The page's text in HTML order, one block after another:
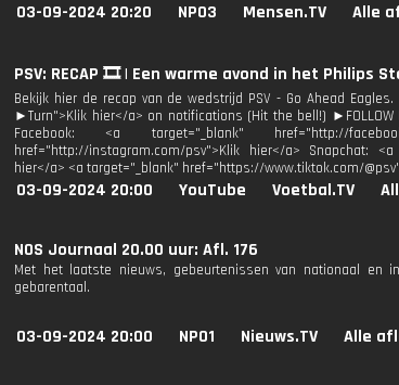
03-09-2024 20:20 NPO3 Mensen.TV Alle
PSV: RECAP 🎞️ | Een warme avond in het Philips
Bekijk hier de recap van de wedstrijd PSV - Go Ahead
►Turn">Klik hier</a> on notifications (Hit the bell!)
Facebook: <a target="_blank" href="http://
href="http://instagram.com/psv">Klik hier</a> Snapchat:
hier</a> <a target="_blank" href="https://www.tiktok.com/
03-09-2024 20:00 YouTube Voetbal.TV
NOS Journaal 20.00 uur: Afl. 176
Met het laatste nieuws, gebeurtenissen van nationaal en
gebarentaal.
03-09-2024 20:00 NPO1 Nieuws.TV Alle